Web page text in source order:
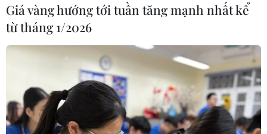
Làng cổ tại Trung Quốc lung
linh trong lễ diễu hành đèn lồng cá
06/08/2026 04:11
Những “tọa độ vàng” nào của Việt
Nam được du khách châu Âu tìm
Giá vàng hướng tới tuần tăng mạnh nhất kể
từ tháng 1/2026